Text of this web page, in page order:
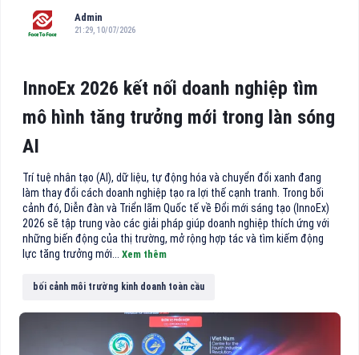
Admin
21:29, 10/07/2026
InnoEx 2026 kết nối doanh nghiệp tìm
mô hình tăng trưởng mới trong làn sóng
AI
Trí tuệ nhân tạo (AI), dữ liệu, tự động hóa và chuyển đổi xanh đang
làm thay đổi cách doanh nghiệp tạo ra lợi thế cạnh tranh. Trong bối
cảnh đó, Diễn đàn và Triển lãm Quốc tế về Đổi mới sáng tạo (InnoEx)
2026 sẽ tập trung vào các giải pháp giúp doanh nghiệp thích ứng với
những biến động của thị trường, mở rộng hợp tác và tìm kiếm động
lực tăng trưởng mới... Xem thêm
bối cảnh môi trường kinh doanh toàn cầu